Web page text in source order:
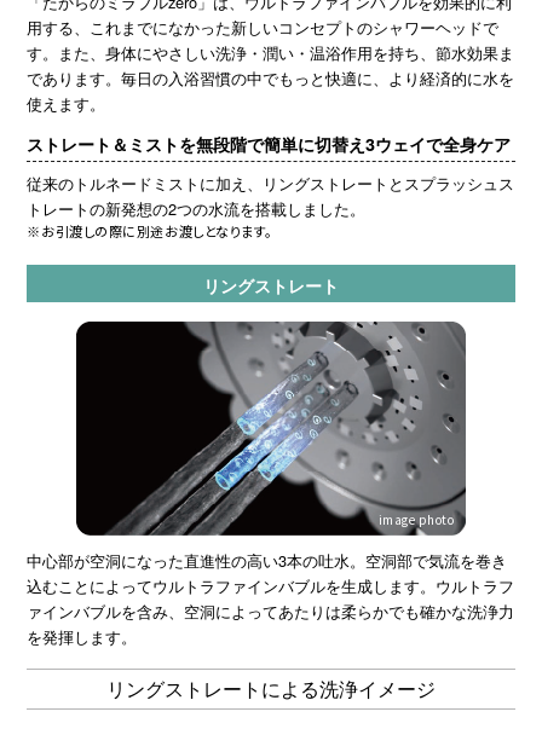
用する、これまでになかった新しいコンセプトのシャワーヘッドで
す。また、身体にやさしい洗浄・潤い・温浴作用を持ち、節水効果ま
であります。毎日の入浴習慣の中でもっと快適に、より経済的に水を
使えます。
ストレート＆ミストを無段階で簡単に切替え3ウェイで全身ケア
従来のトルネードミストに加え、リングストレートとスプラッシュス
トレートの新発想の2つの水流を搭載しました。
※お引渡しの際に別途お渡しとなります。
リングストレート
image photo
中心部が空洞になった直進性の高い3本の吐水。空洞部で気流を巻き
込むことによってウルトラファインバブルを生成します。ウルトラフ
ァインバブルを含み、空洞によってあたりは柔らかでも確かな洗浄力
を発揮します。
リングストレートによる洗浄イメージ